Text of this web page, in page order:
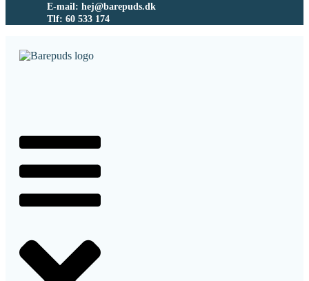
E-mail: hej@barepuds.dk
Tlf: 60 533 174